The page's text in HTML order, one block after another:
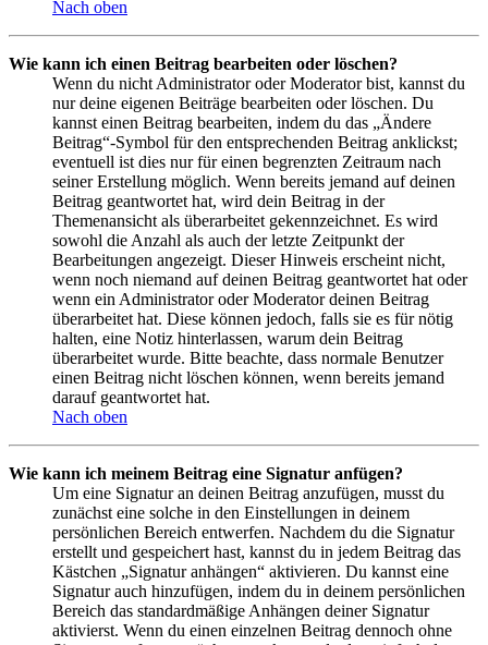
Nach oben
Wie kann ich einen Beitrag bearbeiten oder löschen?
Wenn du nicht Administrator oder Moderator bist, kannst du
nur deine eigenen Beiträge bearbeiten oder löschen. Du
kannst einen Beitrag bearbeiten, indem du das „Ändere
Beitrag“-Symbol für den entsprechenden Beitrag anklickst;
eventuell ist dies nur für einen begrenzten Zeitraum nach
seiner Erstellung möglich. Wenn bereits jemand auf deinen
Beitrag geantwortet hat, wird dein Beitrag in der
Themenansicht als überarbeitet gekennzeichnet. Es wird
sowohl die Anzahl als auch der letzte Zeitpunkt der
Bearbeitungen angezeigt. Dieser Hinweis erscheint nicht,
wenn noch niemand auf deinen Beitrag geantwortet hat oder
wenn ein Administrator oder Moderator deinen Beitrag
überarbeitet hat. Diese können jedoch, falls sie es für nötig
halten, eine Notiz hinterlassen, warum dein Beitrag
überarbeitet wurde. Bitte beachte, dass normale Benutzer
einen Beitrag nicht löschen können, wenn bereits jemand
darauf geantwortet hat.
Nach oben
Wie kann ich meinem Beitrag eine Signatur anfügen?
Um eine Signatur an deinen Beitrag anzufügen, musst du
zunächst eine solche in den Einstellungen in deinem
persönlichen Bereich entwerfen. Nachdem du die Signatur
erstellt und gespeichert hast, kannst du in jedem Beitrag das
Kästchen „Signatur anhängen“ aktivieren. Du kannst eine
Signatur auch hinzufügen, indem du in deinem persönlichen
Bereich das standardmäßige Anhängen deiner Signatur
aktivierst. Wenn du einen einzelnen Beitrag dennoch ohne